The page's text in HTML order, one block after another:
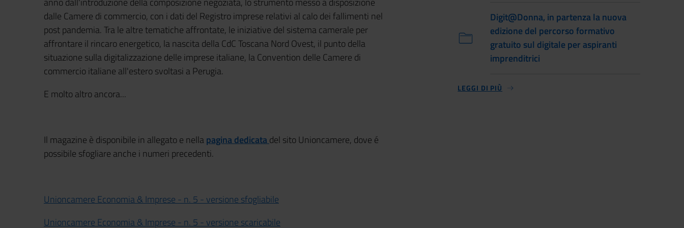
dalle Camere di commercio, con i dati del Registro imprese relativi al calo dei fallimenti nel
post pandemia. Tra le altre tematiche affrontate, le iniziative del sistema camerale per
affrontare il rincaro energetico, la nascita della CdC Toscana Nord Ovest, il punto della
situazione sulla digitalizzazione delle imprese italiane, la Convention delle Camere di
commercio italiane all'estero svoltasi a Perugia.
E molto altro ancora...
Il magazine è disponibile in allegato e nellapagina dedicatadel sito Unioncamere, dove é
possibile sfogliare anche i numeri precedenti.
Unioncamere Economia & Imprese - n. 5 - versione sfogliabile
Unioncamere Economia & Imprese - n. 5 - versione scaricabile
Digit@Donna, in partenza la nuova
edizione del percorso formativo
gratuito sul digitale per aspiranti
imprenditrici
LEGGI DI PIÙ